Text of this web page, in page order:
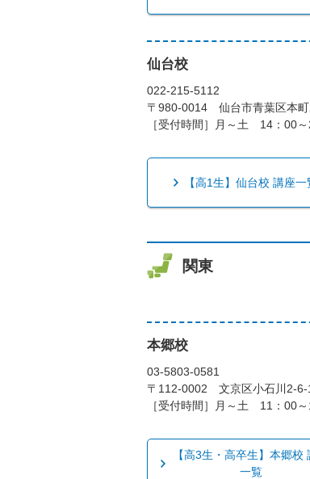
仙台校
022-215-5112
〒980-0014 仙台市青葉区本
［受付時間］月～土 14：00
【高1生】仙台校 講座一
関東
本郷校
03-5803-0581
〒112-0002 文京区小石川2-6-
［受付時間］月～土 11：00
【高3生・高卒生】本郷校
一覧